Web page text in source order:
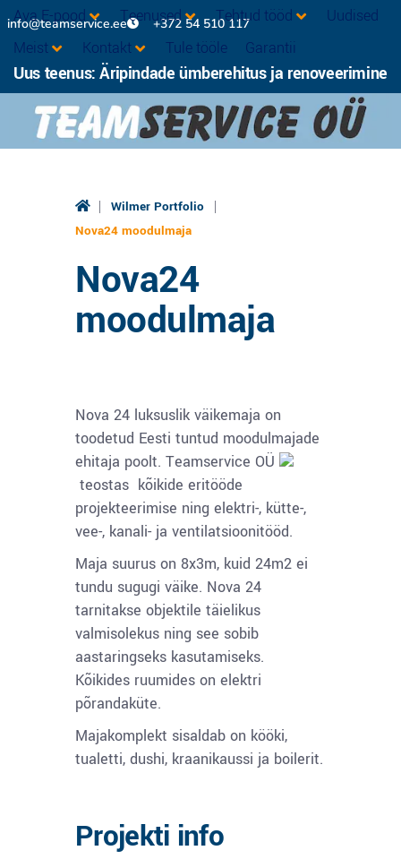
info@teamservice.ee +372 54 510 117
Ava E-pood Teenused Tehtud tööd
Uudised
Meist
Kontakt Tule tööle Garantii
Uus teenus: Äripindade ümberehitus ja renoveerimine
| Wilmer Portfolio |
Nova24 moodulmaja
Nova24
moodulmaja
Nova 24 luksuslik väikemaja on
toodetud Eesti tuntud moodulmajade
ehitaja poolt. Teamservice OÜ
teostas kõikide eritööde
projekteerimise ning elektri-, kütte-,
vee-, kanali- ja ventilatsioonitööd.
Maja suurus on 8x3m, kuid 24m2 ei
tundu sugugi väike. Nova 24
tarnitakse objektile täielikus
valmisolekus ning see sobib
aastaringseks kasutamiseks.
Kõikides ruumides on elektri
põrandaküte.
Majakomplekt sisaldab on kööki,
tualetti, dushi, kraanikaussi ja boilerit.
Projekti info